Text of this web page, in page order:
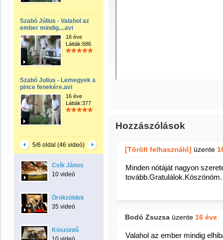
Szabó Július - Valahol az
ember mindig....avi
16 éve
Látták:686
Szabó Julius - Lemegyek a
pince fenekére.avi
16 éve
Látták:377
5/6 oldal (46 videó)
Csík János
10 videó
Örökzöldek
35 videó
Köszöntő
Hozzászólások
[Törölt felhasználó] üzente
Minden nótáját nagyon
tovább.Gratulálok.Köszönöm.
Bodó Zsuzsa üzente 16 éve
Valahol az ember mindig